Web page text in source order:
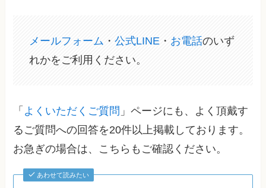
メールフォーム ・公式LINE ・ お電話のいず
れかをご利用ください。
「 よくいただくご質問 」ページにも、よく頂戴す
るご質問への回答を20件以上掲載しております。
お急ぎの場合は、こちらもご確認ください。
あわせて読みたい